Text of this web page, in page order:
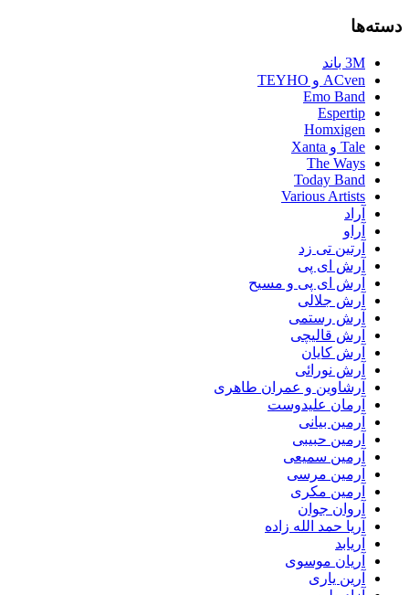
دسته‌ها
3M باند
ACven و TEYHO
Emo Band
Espertip
Homxigen
Tale و Xanta
The Ways
Today Band
Various Artists
آراد
آراو
آرتین تی زد
آرش ای پی
آرش ای پی و مسیح
آرش جلالی
آرش رستمی
آرش قالیچی
آرش کایان
آرش نورائی
آرشاوین و عمران طاهری
آرمان علیدوست
آرمین بیانی
آرمین حبیبی
آرمین سمیعی
آرمین مرسی
آرمین مکری
آروان جوان
آریا حمد الله زاده
آریابد
آریان موسوی
آرین یاری